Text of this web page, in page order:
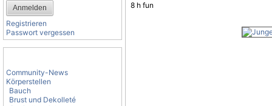
Registrieren
Passwort vergessen
Community-News
Körperstellen
Bauch
Brust und Dekolleté
8 h fun